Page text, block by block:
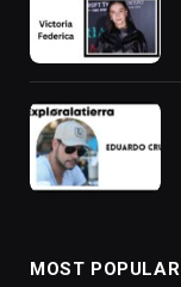
MOST POPULAR